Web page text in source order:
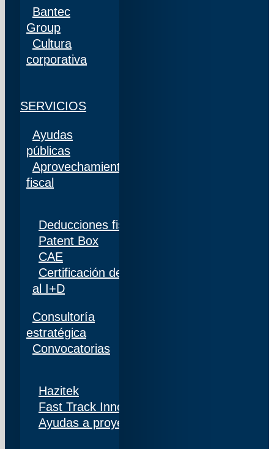
Bantec
Group
Cultura
corporativa
SERVICIOS
Ayudas
públicas
Aprovechamiento
fiscal
Deducciones fiscales
Patent Box
CAE
Certificación de personal adscrito al 100%
al I+D
Consultoría
estratégica
Convocatorias
Hazitek
Fast Track Innobideak
Ayudas a proyectos de I+D+i en Navarra